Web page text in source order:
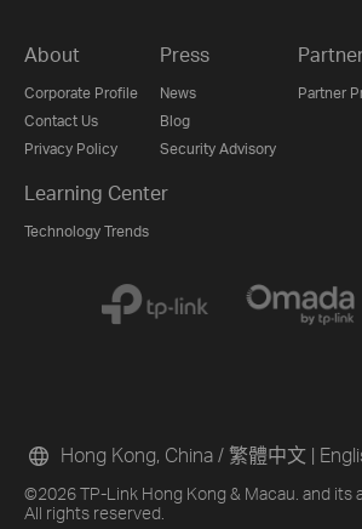
About
Corporate Profile
Contact Us
Privacy Policy
Press
News
Blog
Security Advisory
Partner
Learning Center
Technology Trends
©2026 TP-Link Hong Kong & Macau. and its
All rights reserved.
Hong Kong, China / 繁體中文 |